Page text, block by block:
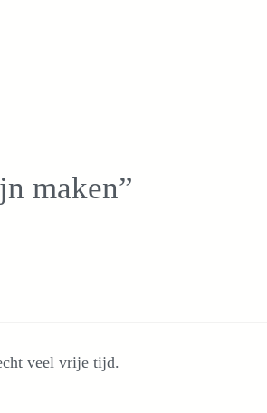
maken”
veel vrije tijd.